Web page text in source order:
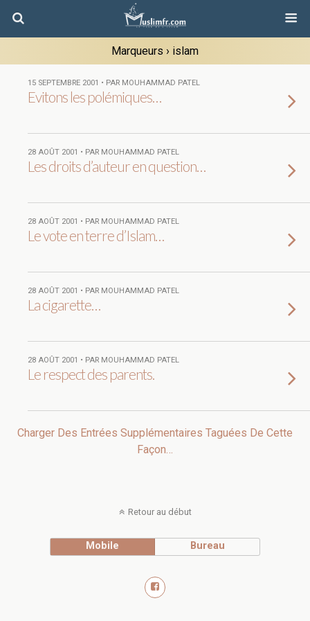
Marqueurs › islam
15 SEPTEMBRE 2001 • PAR MOUHAMMAD PATEL
Evitons les polémiques…
28 AOÛT 2001 • PAR MOUHAMMAD PATEL
Les droits d’auteur en question…
28 AOÛT 2001 • PAR MOUHAMMAD PATEL
Le vote en terre d’Islam…
28 AOÛT 2001 • PAR MOUHAMMAD PATEL
La cigarette…
28 AOÛT 2001 • PAR MOUHAMMAD PATEL
Le respect des parents.
Charger Des Entrées Supplémentaires Taguées De Cette
Façon…
Retour au début
Mobile Bureau